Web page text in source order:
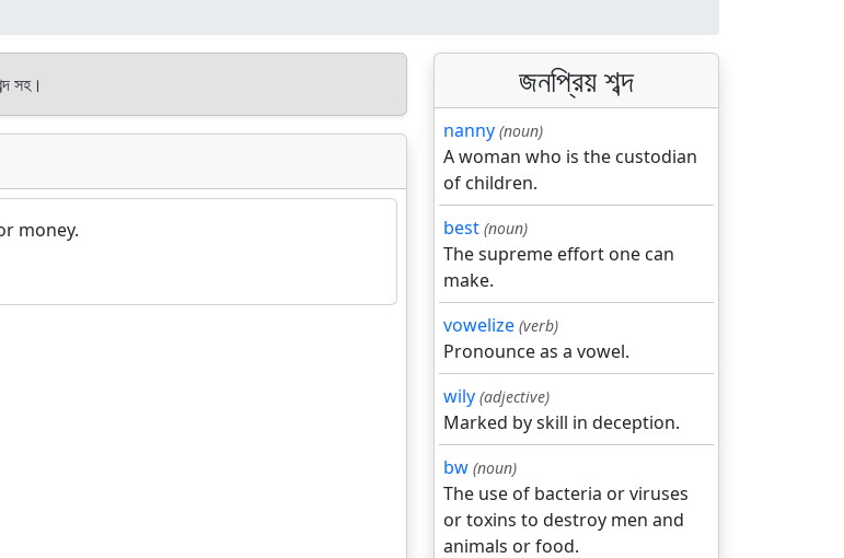
সহ।
money.
জনপ্রিয় শব্দ
nanny (noun)
A woman who is the custodian
of children.
best (noun)
The supreme effort one can
make.
vowelize (verb)
Pronounce as a vowel.
wily (adjective)
Marked by skill in deception.
bw (noun)
The use of bacteria or viruses
or toxins to destroy men and
animals or food.